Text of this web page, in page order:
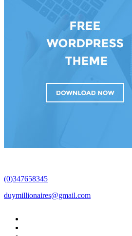
(0)347658345
duymillionaires@gmail.com